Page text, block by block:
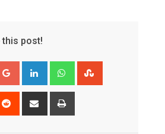
this post!
Google+ LinkedIn Whatsapp
Reddit
Share